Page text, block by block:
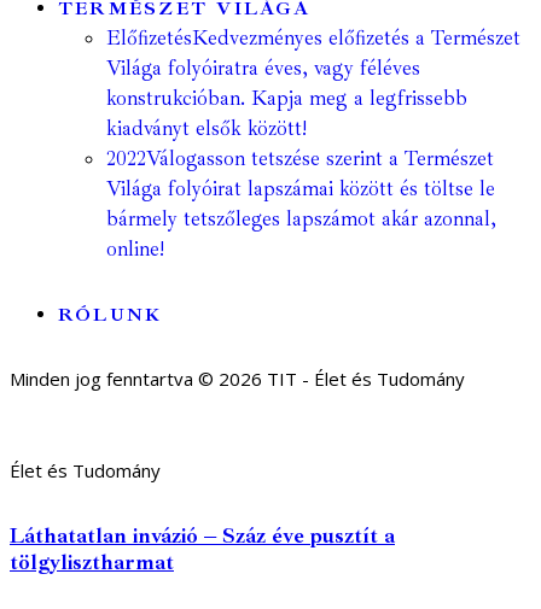
TERMÉSZET VILÁGA
ElőfizetésKedvezményes előfizetés a Természet
Világa folyóiratra éves, vagy féléves
konstrukcióban. Kapja meg a legfrissebb
kiadványt elsők között!
2022Válogasson tetszése szerint a Természet
Világa folyóirat lapszámai között és töltse le
bármely tetszőleges lapszámot akár azonnal,
online!
RÓLUNK
Minden jog fenntartva © 2026 TIT - Élet és Tudomány
Élet és Tudomány
Láthatatlan invázió – Száz éve pusztít a
tölgylisztharmat